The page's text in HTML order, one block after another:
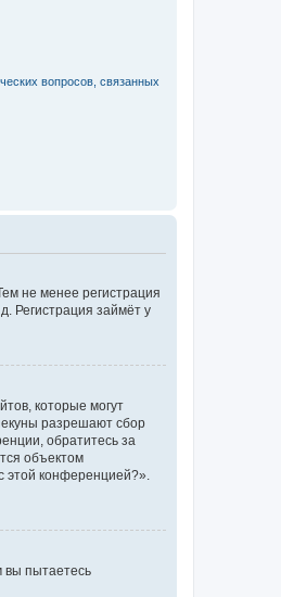
вопросов, связанных
не менее регистрация
Регистрация займёт у
которые могут
разрешают сбор
обратитесь за
объектом
этой конференцией?».
вы пытаетесь